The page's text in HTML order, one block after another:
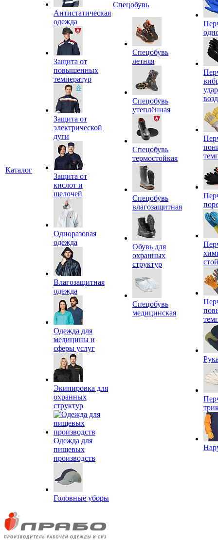
Каталог
Антистатическая
одежда
Защита от
повышенных
температур
Защита от
электрической
дуги
Защита от
кислот и
щелочей
Одноразовая
одежда
Влагозащитная
одежда
Одежда для
медицины и
сферы услуг
Экипировка для
охранных
структур
Одежда для
пищевых
производств
Головные уборы
Спецобувь
Спецобувь
летняя
Спецобувь
утеплённая
Спецобувь
термостойкая
Спецобувь
влагозащитная
Обувь для
охранных
структур
Спецобувь
медицинская